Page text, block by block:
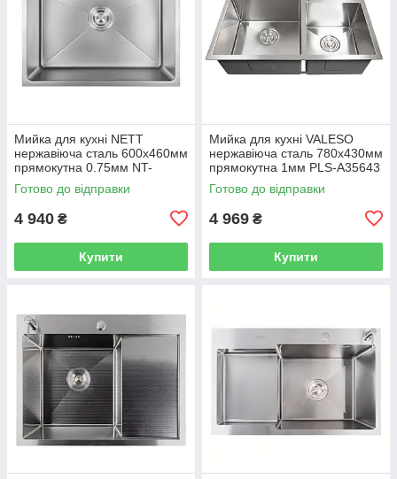
Мийка для кухні NETT
нержавіюча сталь 600x460мм
прямокутна 0.75мм NT-
045620
Готово до відправки
4 940 ₴
Купити
Мийка для кухні VALESO
нержавіюча сталь 780x430мм
прямокутна 1мм PLS-A35643
Готово до відправки
4 969 ₴
Купити